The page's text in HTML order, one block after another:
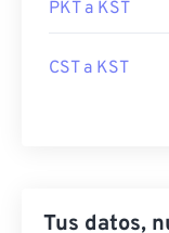
PKT a KST
CST a KST
Tus datos,